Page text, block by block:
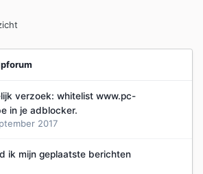
verzoek: whitelist www.pc-
in je adblocker.
2017
ik mijn geplaatste berichten